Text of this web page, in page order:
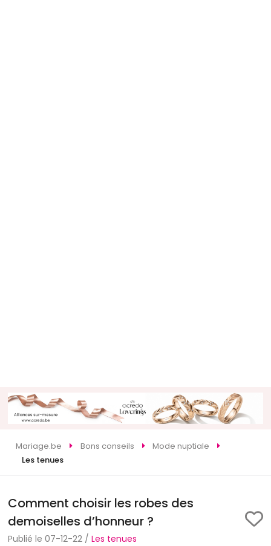
Mariage.be Bons conseils
Mode nuptiale
Les tenues
Comment choisir les robes des
demoiselles d’honneur ?
Publié le 07-12-22 /Les tenues